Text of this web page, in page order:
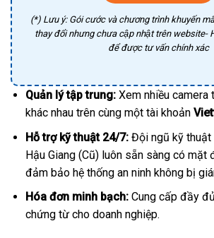
(*) Lưu ý: Gói cước và chương trình khuyến
thay đổi nhưng chưa cập nhật trên website-
để được tư vấn chính xác
Quản lý tập trung:Xem nhiều camera
khác nhau trên cùng một tài khoản
Hỗ trợ kỹ thuật 24/7:Đội ngũ kỹ thuật
Hậu Giang (Cũ) luôn sẵn sàng có mặt
đảm bảo hệ thống an ninh không bị
Hóa đơn minh bạch:Cung cấp đầy đủ
chứng từ cho doanh nghiệp.